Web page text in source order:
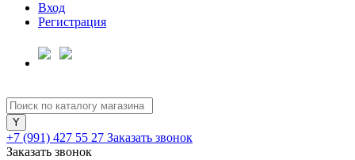
Вход
Регистрация
+7 (991) 427 55 27 Заказать звонок
Заказать звонок
График платежей
Сегодня
25%